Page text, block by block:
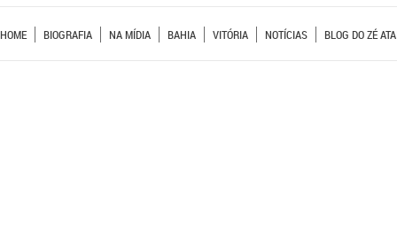
HOME BIOGRAFIA NA MÍDIA BAHIA VITÓRIA NOTÍCIAS BLOG DO ZÉ